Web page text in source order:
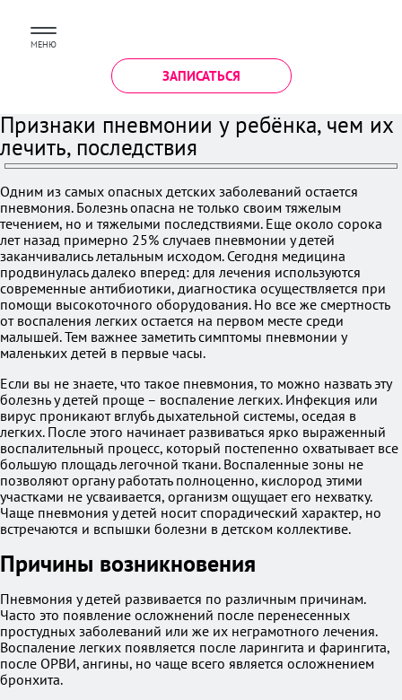
МЕНЮ
ЗАПИСАТЬСЯ
Признаки пневмонии у ребёнка, чем их
лечить, последствия
Одним из самых опасных детских заболеваний остается
пневмония. Болезнь опасна не только своим тяжелым
течением, но и тяжелыми последствиями. Еще около сорока
лет назад примерно 25% случаев пневмонии у детей
заканчивались летальным исходом. Сегодня медицина
продвинулась далеко вперед: для лечения используются
современные антибиотики, диагностика осуществляется при
помощи высокоточного оборудования. Но все же смертность
от воспаления легких остается на первом месте среди
малышей. Тем важнее заметить симптомы пневмонии у
маленьких детей в первые часы.
Если вы не знаете, что такое пневмония, то можно назвать эту
болезнь у детей проще – воспаление легких. Инфекция или
вирус проникают вглубь дыхательной системы, оседая в
легких. После этого начинает развиваться ярко выраженный
воспалительный процесс, который постепенно охватывает все
большую площадь легочной ткани. Воспаленные зоны не
позволяют органу работать полноценно, кислород этими
участками не усваивается, организм ощущает его нехватку.
Чаще пневмония у детей носит спорадический характер, но
встречаются и вспышки болезни в детском коллективе.
Причины возникновения
Пневмония у детей развивается по различным причинам.
Часто это появление осложнений после перенесенных
простудных заболеваний или же их неграмотного лечения.
Воспаление легких появляется после ларингита и фарингита,
после ОРВИ, ангины, но чаще всего является осложнением
бронхита.